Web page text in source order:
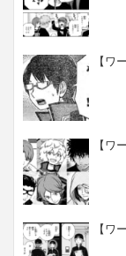
【ワ
【ワ
【ワ